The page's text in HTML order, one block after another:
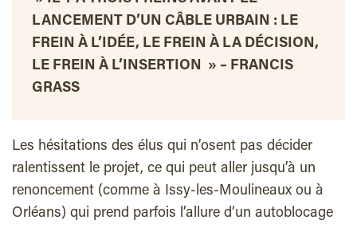
LANCEMENT D’UN CÂBLE URBAIN : LE
FREIN À L’IDÉE, LE FREIN À LA DÉCISION,
LE FREIN À L’INSERTION » – FRANCIS
GRASS
Les hésitations des élus qui n’osent pas décider
ralentissent le projet, ce qui peut aller jusqu’à un
renoncement (comme à Issy-les-Moulineaux ou à
Orléans) qui prend parfois l’allure d’un autoblocage